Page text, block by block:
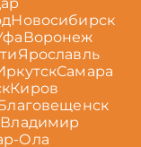
Новосибирск
Воронеж
Ярославль
Самара
Киров
Владимир
Ола